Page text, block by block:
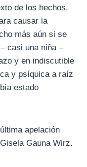
de los hechos,
causar la
más aún si se
casi una niña –
y en indiscutible
y psíquica a raíz
estado
apelación
Gauna Wirz.